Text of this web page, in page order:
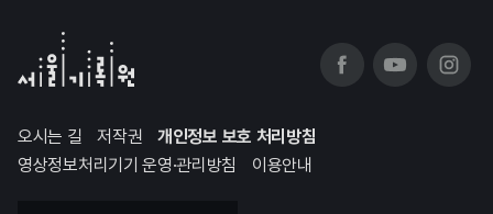
오시는 길 저작권
개인정보 보호 처리방침
영상정보처리기기 운영·관리방침
이용안내